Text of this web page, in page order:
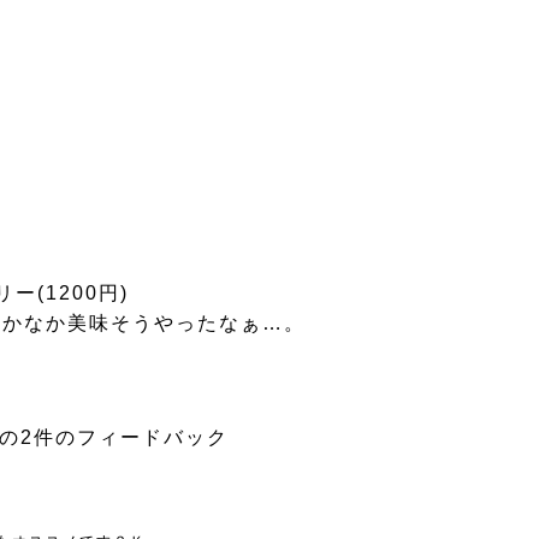
ー(1200円)
なか美味そうやったなぁ…。
2件のフィードバック